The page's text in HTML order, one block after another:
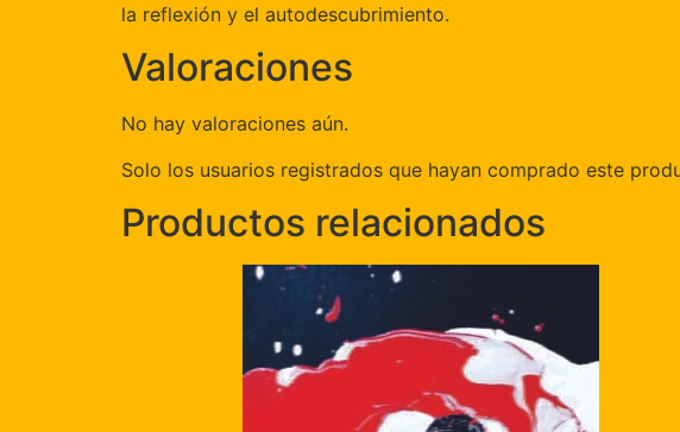
la reflexión y el autodescubrimiento.
Valoraciones
No hay valoraciones aún.
Solo los usuarios registrados que hayan comprado este
Productos relacionados